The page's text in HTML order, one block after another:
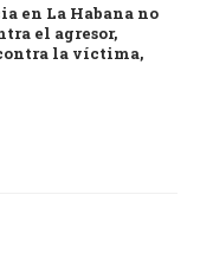
en La Habana no
el agresor,
la víctima,